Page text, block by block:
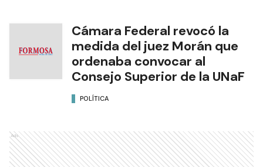
Cámara Federal revocó la
medida del juez Morán que
ordenaba convocar al
Consejo Superior de la UNaF
POLÍTICA
Ads